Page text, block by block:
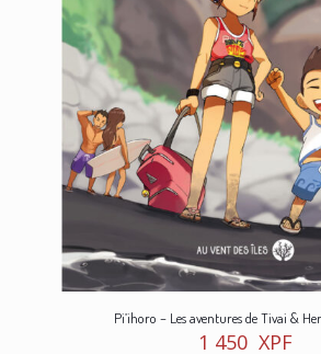
Pi’ihoro – Les aventures de Tivai &
1 450 XPF